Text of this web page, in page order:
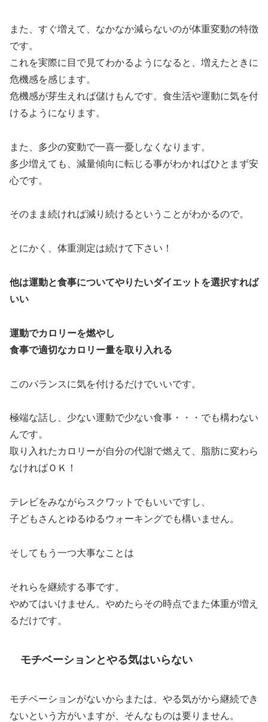
また、すぐ増えて、なかなか減らないのが体重変動の特徴
です。
これを実際に目で見てわかるようになると、増えたときに
危機感を感じます。
危機感が芽生えれば儲けもんです。食生活や運動に気を付
けるようになります。
また、多少の変動で一喜一憂しなくなります。
多少増えても、減量傾向に転じる事がわかればひとまず安
心です。
そのまま続ければ減り続けるということがわかるので。
とにかく、体重測定は続けて下さい！
他は運動と食事についてやりたいダイエットを選択すれば
いい
運動でカロリーを燃やし
食事で適切なカロリー量を取り入れる
このバランスに気を付けるだけでいいです。
極端な話し、少ない運動で少ない食事・・・でも構わない
んです。
取り入れたカロリーが自分の代謝で燃えて、脂肪に変わら
なければＯＫ！
テレビをみながらスクワットでもいいですし、
子どもさんとゆるゆるウォーキングでも構いません。
そしてもう一つ大事なことは
それらを継続する事です。
やめてはいけません。やめたらその時点でまた体重が増え
るだけです。
モチベーションとやる気はいらない
モチベーションがないからまたは、やる気がから継続でき
ないという方がいますが、そんなものは要りません。